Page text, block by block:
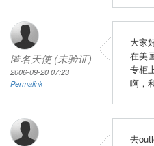
匿名天使 (未验证)
2006-09-20 07:23
Permalink
大家
在美
专柜
啊，
去